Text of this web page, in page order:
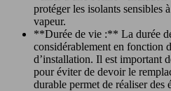
protéger les isolants sensibles
vapeur.
**Durée de vie :** La durée
considérablement en fonction
d’installation. Il est important
pour éviter de devoir le
durable permet de réaliser des